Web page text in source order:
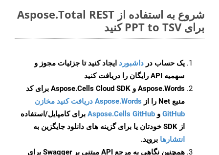
شروع به استفاده از Aspose.Total REST
برای PPT to TSV کنید
یک حساب در داشبورد ایجاد کنید تا جزئیات مجوز و
سهمیه API رایگان را دریافت کنید
Aspose.Words و Aspose.Cells Cloud SDK برای کد
منبع Net را از
Aspose.Words دریافت کنید مخازن
GitHub و Aspose.Cells GitHub برای کامپایل/استفاده
از SDK خودتان یا برای گزینه های دانلود جایگزین به
انتشارها بروید.
همچنین نگاهی به مرجع API مبتنی بر Swagger برای